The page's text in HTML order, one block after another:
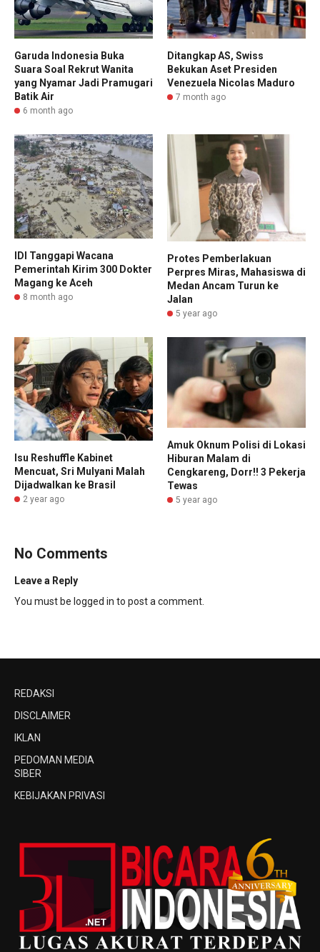
Garuda Indonesia Buka
Suara Soal Rekrut Wanita
yang Nyamar Jadi Pramugari
Batik Air
6 month ago
Ditangkap AS, Swiss
Bekukan Aset Presiden
Venezuela Nicolas Maduro
7 month ago
IDI Tanggapi Wacana
Pemerintah Kirim 300 Dokter
Magang ke Aceh
8 month ago
Protes Pemberlakuan
Perpres Miras, Mahasiswa di
Medan Ancam Turun ke
Jalan
5 year ago
Isu Reshuffle Kabinet
Mencuat, Sri Mulyani Malah
Dijadwalkan ke Brasil
2 year ago
Amuk Oknum Polisi di Lokasi
Hiburan Malam di
Cengkareng, Dorr!! 3 Pekerja
Tewas
5 year ago
No Comments
Leave a Reply
You must be logged in to post a comment.
REDAKSI
DISCLAIMER
IKLAN
PEDOMAN MEDIA
SIBER
KEBIJAKAN PRIVASI